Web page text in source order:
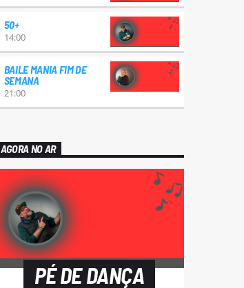
50+
14:00
BAILE MANIA FIM DE
SEMANA
21:00
AGORA NO AR
PÉ DE DANÇA